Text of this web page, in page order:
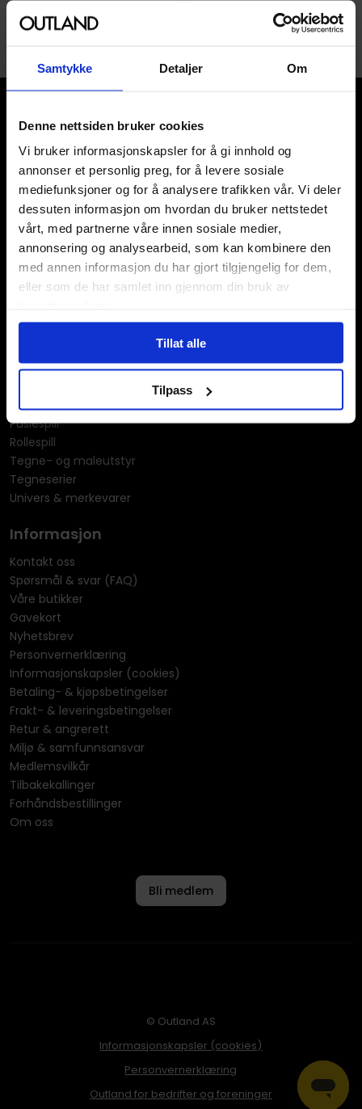
Samtykke Detaljer Om
Denne nettsiden bruker cookies
Vi bruker informasjonskapsler for å gi innhold og
annonser et personlig preg, for å levere sosiale
mediefunksjoner og for å analysere trafikken vår. Vi deler
dessuten informasjon om hvordan du bruker nettstedet
vårt, med partnerne våre innen sosiale medier,
annonsering og analysearbeid, som kan kombinere den
med annen informasjon du har gjort tilgjengelig for dem,
eller som de har samlet inn gjennom din bruk av
Tillat alle
Tilpass
Våre kategorier
Brettspill
Bøker
Godteri, mat & drikke
Hobby & fritid
Klær
Manga
Miniatyrspill
Puslespill
Rollespill
Tegne- og maleutstyr
Tegneserier
Univers & merkevarer
Informasjon
Kontakt oss
Spørsmål & svar (FAQ)
Våre butikker
Gavekort
Nyhetsbrev
Personvernerklæring
Informasjonskapsler (cookies)
Betaling- & kjøpsbetingelser
Frakt- & leveringsbetingelser
Retur & angrerett
Miljø & samfunnsansvar
Medlemsvilkår
Tilbakekallinger
Forhåndsbestillinger
Om oss
Bli medlem
© Outland AS
Informasjonskapsler (cookies)
Personvernerklæring
Outland for bedrifter og foreninger